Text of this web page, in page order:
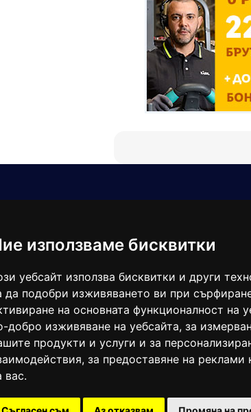
използваме бисквитки
уебсайт използва бисквитки и други
да подобри изживяването ви при
на основната функционалност на
добро изживяване на уебсайта, за
продукти и услуги и за
, за предоставяне на
вас.
43
balgarkanews@gmail.com
агенция за ISSN) под номер: ISSN 1312-4722.